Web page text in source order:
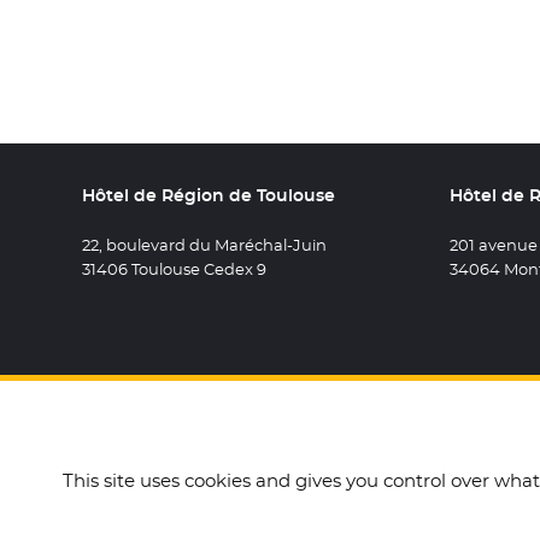
Hôtel de Région de Toulouse
22, boulevard du Maréchal-Juin
31406 Toulouse Cedex 9
Hôtel de
201
34064
This site uses cookies and gives you control over